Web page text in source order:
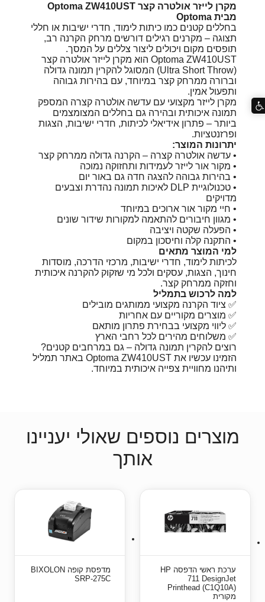
מקרן לייזר אולטרה קצר Optoma ZW410UST
מבית Optoma
בחללים קטנים כמו כיתות לימוד, חדרי ישיבות או חללי
תצוגה – מקרנים רגילים דורשים מרחק הקרנה רב,
תופסים מקום ויכולים ליצור צללים על המסך.
Optoma ZW410UST הוא מקרן לייזר אולטרה קצר
(Ultra Short Throw) המסוגל להקרין תמונה גדולה
וברורה ממרחק קצר במיוחד, עם בהירות גבוהה
ותפעול אמין.
מקרן לייזר מקצועי עם עדשה אולטרה קצרה המספק
תמונה איכותית ובהירה גם בחללים המצומצמים
ביותר – פתרון אידיאלי לכיתות, חדרי ישיבות, הצגות
ופרזנטציות.
יתרונות המוצר:
• עדשה אולטרה קצרה – הקרנה גדולה ממרחק קצר
• מקור אור לייזר לעמידות ותחזוקה נמוכה
• בהירות גבוהה להצגה חדה גם באור יום
• טכנולוגיית DLP לאיכות תמונה נהדרת וצבעים
מדויקים
• חיי מקור אור ארוכים במיוחד
• מגוון חיבורים להתאמה למקורות שידור שונים
• הפעלה שקטה ויציבה
• התקנה קלה וחיסכון במקום
למי המוצר מתאים
לכיתות לימוד, חדרי ישיבות, מרכזי הדרכה, מוסדות
חינוך, הצגות, עסקים ולכל מי שזקוק להקרנה איכותית
וחזקה ממרחק קצר.
למה לרכוש בתמליל
✅ ציוד הקרנה מקצועי ממותגים מובילים
✅ מוצרים מקוריים עם אחריות
✅ ליווי מקצועי בבחירת פתרון מותאם
✅ משלוחים מהירים לכל רחבי הארץ
רוצים להקרין תמונה גדולה – גם במרחבים קטנים?
הזמינו עכשיו את Optoma ZW410UST באתר תמליל
ותיהנו מחוויית צפייה איכותית במיוחד.
מוצרים נוספים שאולי יעניינו
אותך
ערכת ראשי הדפסה HP
711 DesignJet
Printhead (C1Q10A)
מקורית
מדפסת קופה BIXOLON
SRP-275C